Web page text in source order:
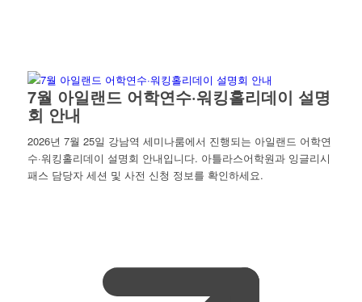
7월 아일랜드 어학연수·워킹홀리데이 설명
회 안내
2026년 7월 25일 강남역 세미나룸에서 진행되는 아일랜드 어학연
수·워킹홀리데이 설명회 안내입니다. 아틀라스어학원과 잉글리시
패스 담당자 세션 및 사전 신청 정보를 확인하세요.